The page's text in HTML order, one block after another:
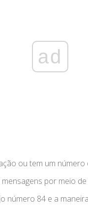
ad
ou tem um
por meio
número 84 e a